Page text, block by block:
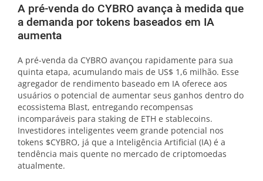
A pré-venda do CYBRO avança à medida que
a demanda por tokens baseados em IA
aumenta
A pré-venda da CYBRO avançou rapidamente para sua
quinta etapa, acumulando mais de US$ 1,6 milhão. Esse
agregador de rendimento baseado em IA oferece aos
usuários o potencial de aumentar seus ganhos dentro do
ecossistema Blast, entregando recompensas
incomparáveis para staking de ETH e stablecoins.
Investidores inteligentes veem grande potencial nos
tokens $CYBRO, já que a Inteligência Artificial (IA) é a
tendência mais quente no mercado de criptomoedas
atualmente.